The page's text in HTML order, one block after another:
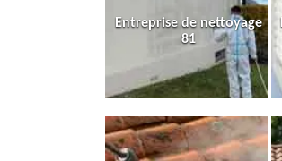
Entreprise de nettoyage
81